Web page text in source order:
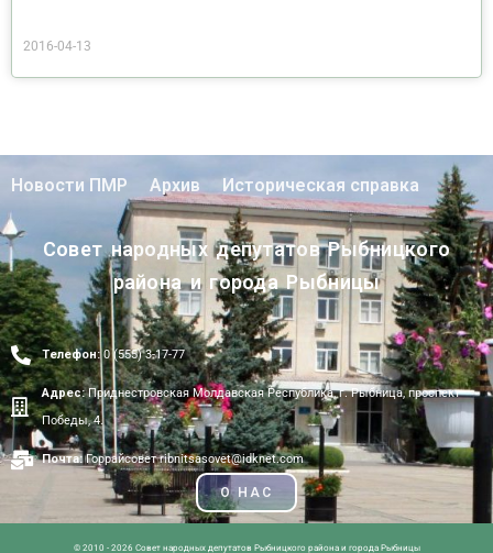
2016-04-13
Новости ПМР Архив Историческая справка
Совет народных депутатов Рыбницкого
района и города Рыбницы
Телефон:0 (555) 3-17-77
Адрес:Приднестровская Молдавская Республика, г. Рыбница, проспект
Победы, 4.
Почта:Горрайсовет ribnitsasovet@idknet.com
О НАС
© 2010 - 2026 Совет народных депутатов Рыбницкого района и города Рыбницы